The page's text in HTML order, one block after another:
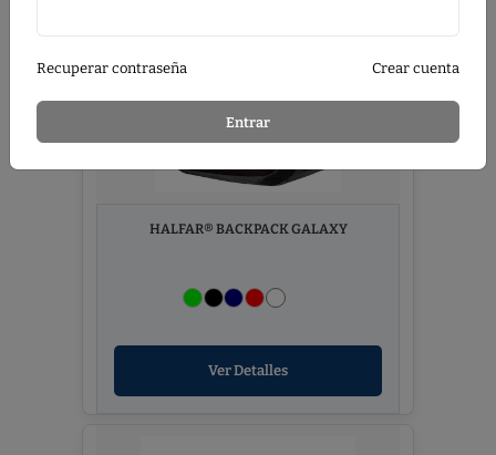
Recuperar contraseña Crear cuenta
Entrar
HALFAR® BACKPACK GALAXY
Ver Detalles